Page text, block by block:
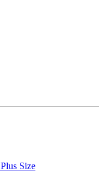
Plus Size